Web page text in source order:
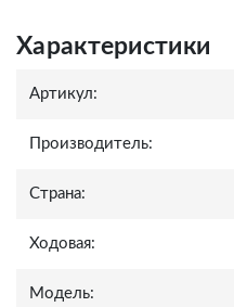
Характеристики
Артикул:
Производитель:
Страна:
Ходовая:
Модель: